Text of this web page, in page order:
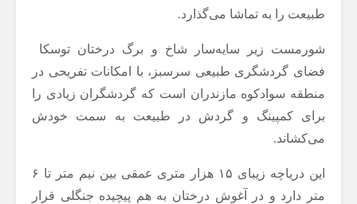
طبیعت را به تماشا می‌گذارد.
شورمست زیر سایه‌سار شاخ و برگ درختان توسکا
فضای گردشگری طبیعی سرسبز، با امکانات تفریحی در
منطقه سوادکوه مازندران است که گردشگران زیادی را
برای کمپینگ و گردش در طبیعت به سمت خودش
می‌کشاند.
این دریاچه زیبای ۱۵ هزار متری عمقی بین نیم متر تا ۶
متر دارد و در آغوش درختان به هم پیچیده جنگلی قرار